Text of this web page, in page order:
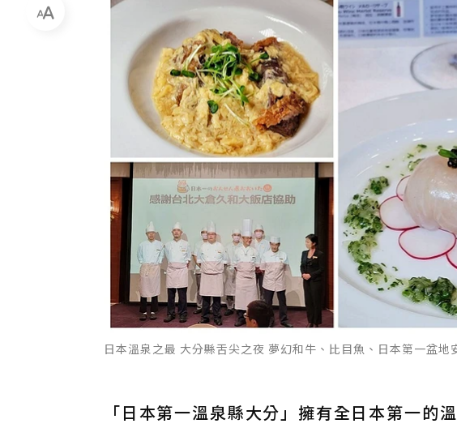
日本溫泉之最 大分縣舌尖之夜 夢幻和牛、比目魚、日本第一盆
「日本第一溫泉縣大分」擁有全日本第一的